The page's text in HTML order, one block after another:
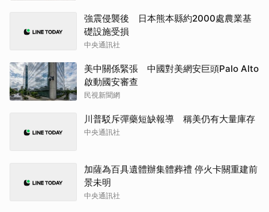
強震侵襲後 日本熊本縣約2000處農業基
礎設施受損
中央通訊社
美中關係緊張 中國對美網安巨頭Palo Alto
啟動國安審查
民視新聞網
川普駁斥彈藥短缺報導 稱美仍有大量庫存
中央通訊社
加薩為百具遺體辦集體葬禮 停火卡關重建前
景未明
中央通訊社